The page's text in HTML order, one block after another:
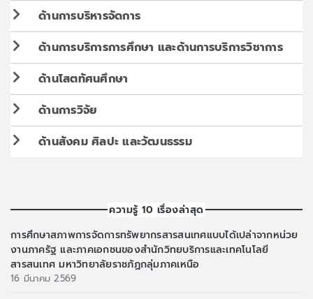
ด้านการบริหารจัดการ
ด้านการบริการการศึกษา และด้านการบริการวิชาการ
ด้านโสตทัศนศึกษา
ด้านการวิจัย
ด้านสังคม ศิลปะ และวัฒนธรรม
ความรู้ 10 เรื่องล่าสุด
การศึกษาสภาพการจัดการทรัพยากรสารสนเทศแบบได้เปล่าจากหน่วย
งานภาครัฐ และภาคเอกชนของสำนักวิทยบริการและเทคโนโลยี
สารสนเทศ มหาวิทยาลัยราชภัฏกลุ่มภาคเหนือ
16 มีนาคม 2569